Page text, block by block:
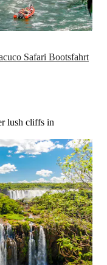
Safari Bootsfahrt
lush cliffs in